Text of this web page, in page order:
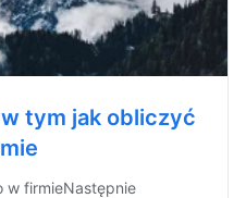
tym jak obliczyć
w firmieNastępnie